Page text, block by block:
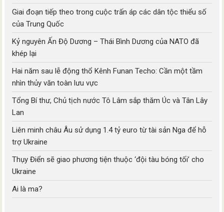
Giai đoạn tiếp theo trong cuộc trấn áp các dân tộc thiểu số
của Trung Quốc
Kỷ nguyên Ấn Độ Dương – Thái Bình Dương của NATO đã
khép lại
Hai năm sau lễ động thổ Kênh Funan Techo: Cần một tầm
nhìn thủy văn toàn lưu vực
Tổng Bí thư, Chủ tịch nước Tô Lâm sắp thăm Úc và Tân Lây
Lan
Liên minh châu Âu sử dụng 1.4 tỷ euro từ tài sản Nga để hỗ
trợ Ukraine
Thụy Điển sẽ giao phương tiện thuộc ‘đội tàu bóng tối’ cho
Ukraine
Ai là ma?